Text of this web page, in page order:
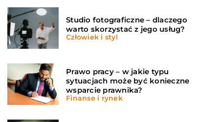
Studio fotograficzne – dlaczego
warto skorzystać z jego usług?
Człowiek i styl
Prawo pracy – w jakie typu
sytuacjach może być konieczne
wsparcie prawnika?
Finanse i rynek